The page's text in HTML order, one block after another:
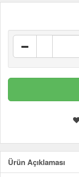
Ürün Açıklaması